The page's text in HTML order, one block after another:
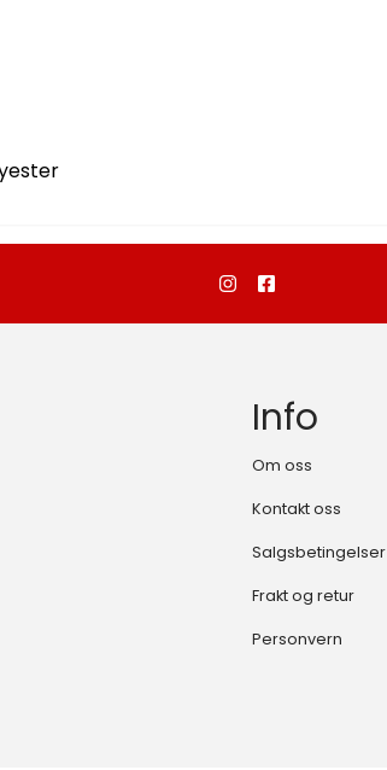
Info
Om oss
Kontakt oss
Salgsbetingelser
Frakt og retur
Personvern